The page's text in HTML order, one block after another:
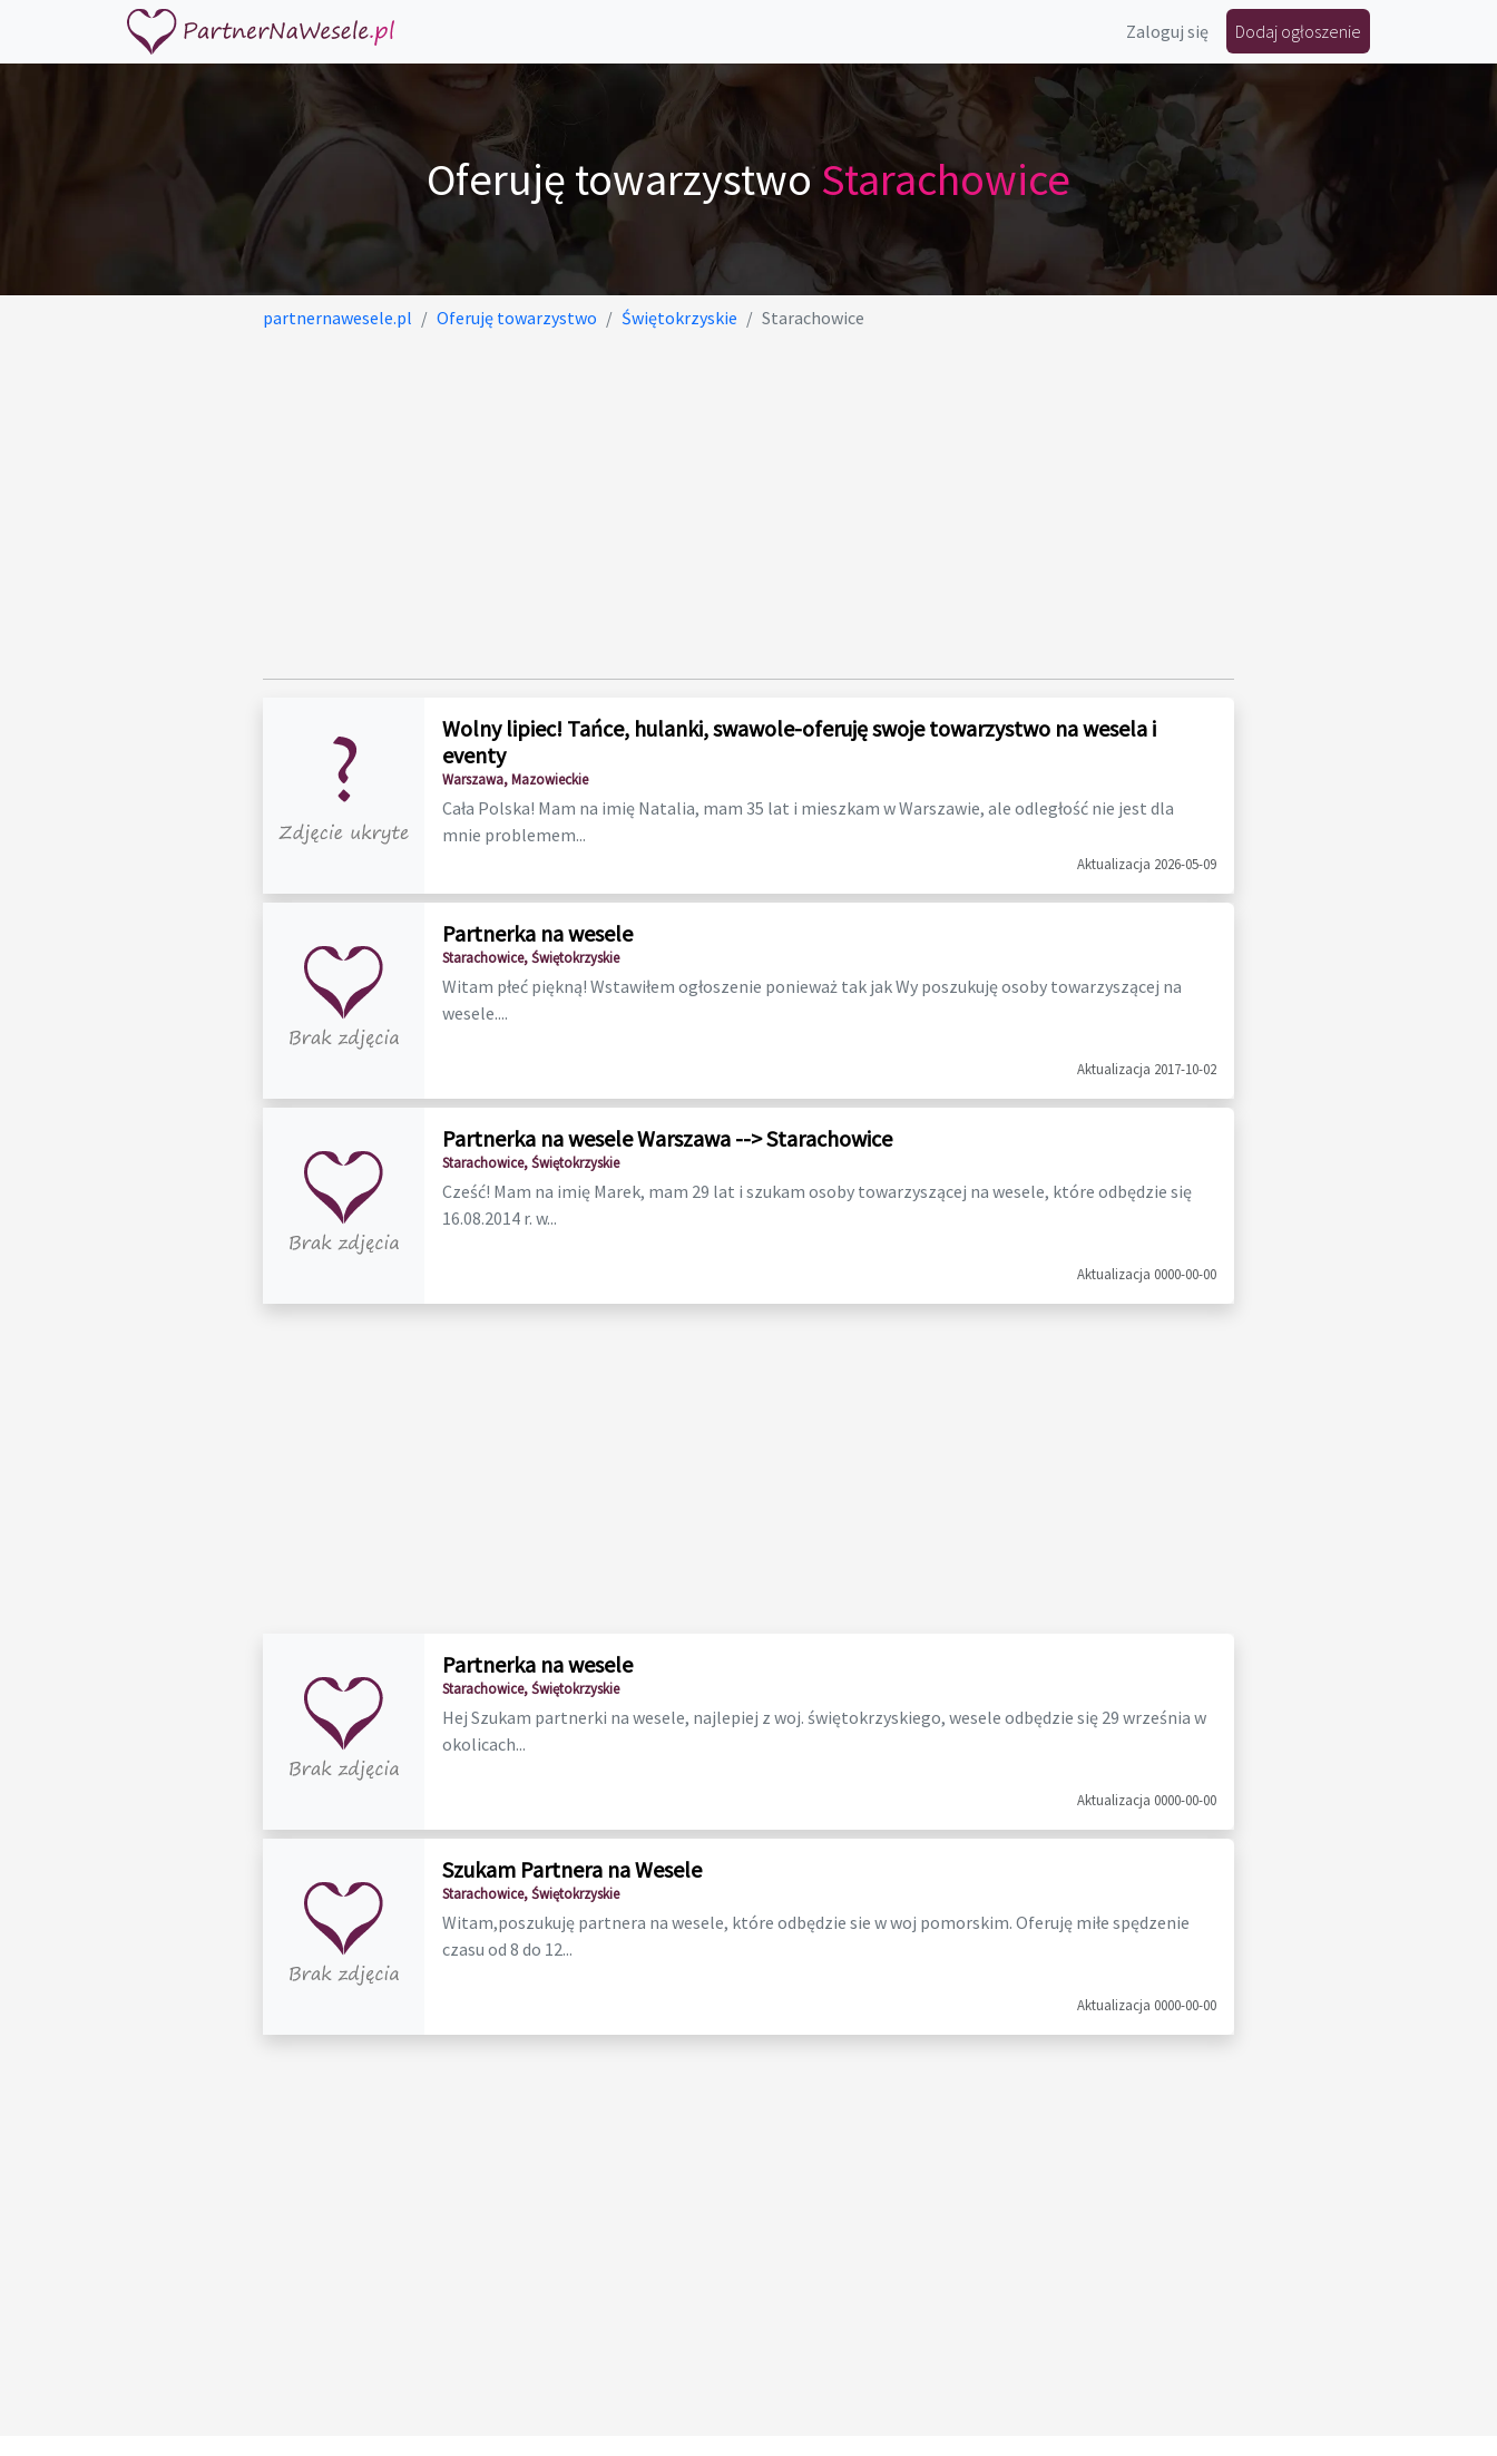
Zaloguj się Dodaj ogłoszenie
Oferuję towarzystwoStarachowice
partnernawesele.pl Oferuję towarzystwo Świętokrzyskie Starachowice
Wolny lipiec! Tańce, hulanki, swawole-oferuję swoje towarzystwo na wesela i
eventy
Warszawa, Mazowieckie
Cała Polska! Mam na imię Natalia, mam 35 lat i mieszkam w Warszawie, ale odległość nie jest dla
mnie problemem...
Aktualizacja 2026-05-09
Partnerka na wesele
Starachowice, Świętokrzyskie
Witam płeć piękną! Wstawiłem ogłoszenie ponieważ tak jak Wy poszukuję osoby towarzyszącej na
wesele....
Aktualizacja 2017-10-02
Partnerka na wesele Warszawa --> Starachowice
Starachowice, Świętokrzyskie
Cześć! Mam na imię Marek, mam 29 lat i szukam osoby towarzyszącej na wesele, które odbędzie się
16.08.2014 r. w...
Aktualizacja 0000-00-00
Partnerka na wesele
Starachowice, Świętokrzyskie
Hej Szukam partnerki na wesele, najlepiej z woj. świętokrzyskiego, wesele odbędzie się 29 września w
okolicach...
Aktualizacja 0000-00-00
Szukam Partnera na Wesele
Starachowice, Świętokrzyskie
Witam,poszukuję partnera na wesele, które odbędzie sie w woj pomorskim. Oferuję miłe spędzenie
czasu od 8 do 12...
Aktualizacja 0000-00-00